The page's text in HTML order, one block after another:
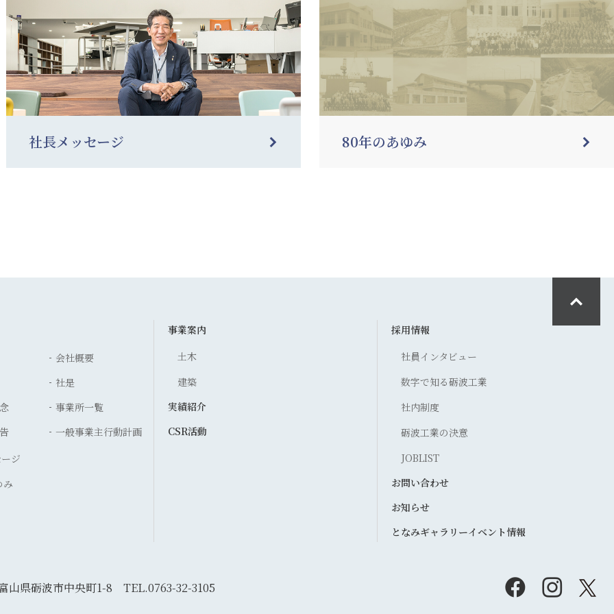
社長メッセージ 80年のあゆみ
会社概要
社是
事業所一覧
一般事業主行動計画
ジ
み
事業案内
土木
建築
実績紹介
CSR活動
採用情報
社員インタビュー
数字で知る砺波工業
社内制度
砺波工業の決意
JOBLIST
お問い合わせ
お知らせ
となみギャラリーイベント情報
山県砺波市中央町1-8 TEL.0763-32-3105